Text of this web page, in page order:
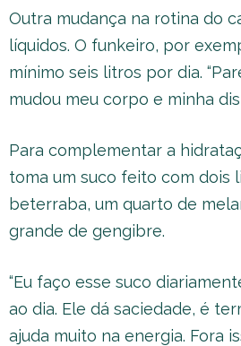
Outra mudança na rotina do
líquidos. O funkeiro, por
mínimo seis litros por dia.
mudou meu corpo e minha
Para complementar a
toma um suco feito com dois
beterraba, um quarto de
grande de gengibre.
“Eu faço esse suco
ao dia. Ele dá saciedade, é
ajuda muito na energia. Fora